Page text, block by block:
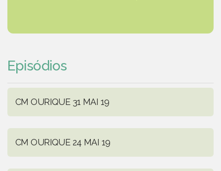
Episódios
CM OURIQUE 31 MAI 19
CM OURIQUE 24 MAI 19